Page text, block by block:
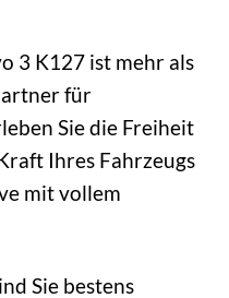
3 K127 ist mehr als
für
Sie die Freiheit
Ihres Fahrzeugs
mit vollem
Sie bestens